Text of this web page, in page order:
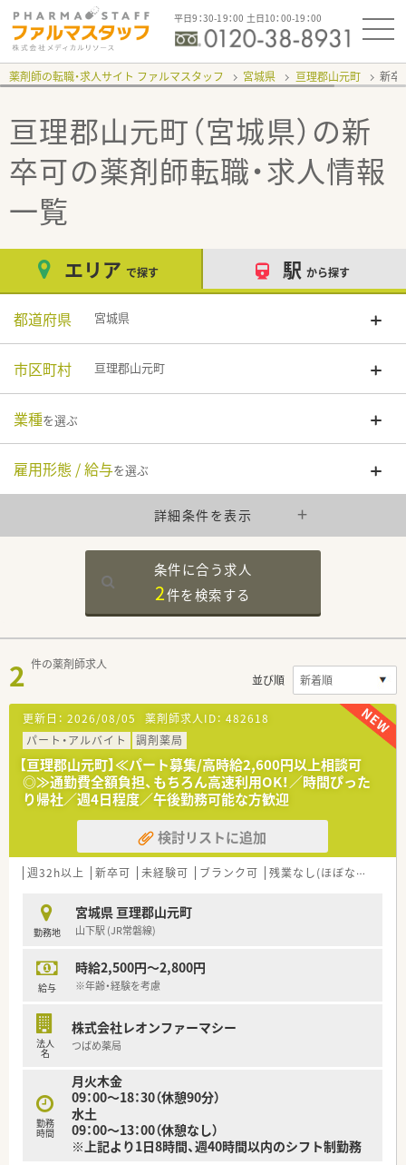
平日9：30-19：00 土日10：00-19：00
薬剤師の転職・求人サイト ファルマスタッフ 宮城県 亘理郡山元町 新
亘理郡山元町（宮城県）の新
卒可の薬剤師転職・求人情報
一覧
エリア で探す 駅 から探す
都道府県 宮城県
市区町村 亘理郡山元町
業種を選ぶ
雇用形態 / 給与を選ぶ
詳細条件を表示
条件に合う求人
2件を検索する
2 件の薬剤師求人
並び順
更新日： 2026/08/05 薬剤師求人ID： 482618
パート・アルバイト
調剤薬局
【亘理郡山元町】≪パート募集/高時給2,600円以上相談可
◎≫通勤費全額負担、もちろん高速利用OK！／時間ぴった
り帰社／週4日程度／午後勤務可能な方歓迎
検討リストに追加
週32h以上 新卒可 未経験可 ブランク可 残業なし(ほぼなし含む)
勤務地
宮城県 亘理郡山元町
山下駅 (JR常磐線)
給与
時給2,500円～2,800円
※年齢・経験を考慮
法人
名
株式会社レオンファーマシー
つばめ薬局
勤務
時間
月火木金
09：00～18：30（休憩90分）
水土
09：00～13：00（休憩なし）
※上記より1日8時間、週40時間以内のシフト制勤務